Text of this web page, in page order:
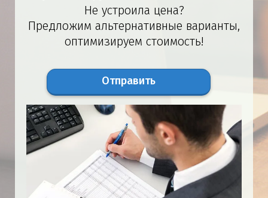
Не устроила цена?
Предложим альтернативные варианты,
оптимизируем стоимость!
Отправить